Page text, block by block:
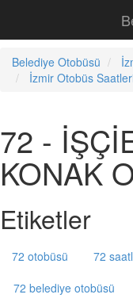
Belediye Otobüsü
İzmir Otobüs
72 -
KONAK
Etiketler
72 otobüsü 72
72 belediye otobüsü